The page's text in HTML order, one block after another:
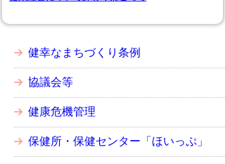
健幸なまちづくり条例
協議会等
健康危機管理
保健所・保健センター「ほいっぷ」